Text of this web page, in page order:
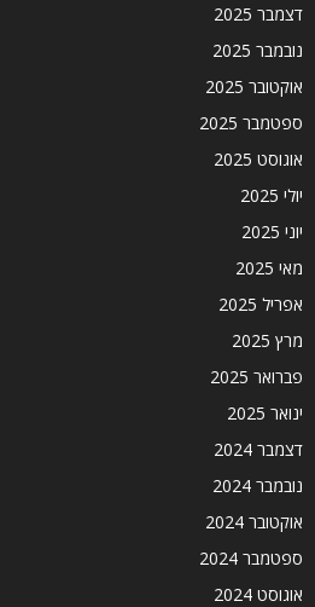
דצמבר 2025
נובמבר 2025
אוקטובר 2025
ספטמבר 2025
אוגוסט 2025
יולי 2025
יוני 2025
מאי 2025
אפריל 2025
מרץ 2025
פברואר 2025
ינואר 2025
דצמבר 2024
נובמבר 2024
אוקטובר 2024
ספטמבר 2024
אוגוסט 2024